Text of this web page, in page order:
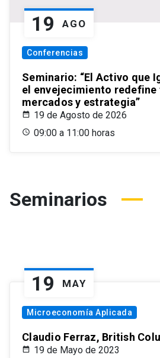
19 AGO
Conferencias
Seminario: “El Activo que
el envejecimiento
mercados y estrategia”
19 de Agosto de 2026
09:00 a 11:00 horas
Seminarios
19 MAY
Microeconomía Aplicada
Claudio Ferraz, British
19 de Mayo de 2023